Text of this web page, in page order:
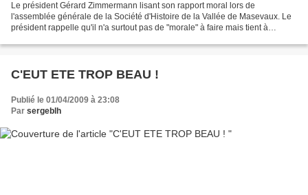
Le président Gérard Zimmermann lisant son rapport moral lors de
l'assemblée générale de la Société d'Histoire de la Vallée de Masevaux. Le
président rappelle qu'il n'a surtout pas de "morale" à faire mais tient à
C'EUT ETE TROP BEAU !
Publié le 01/04/2009 à 23:08
Par sergeblh